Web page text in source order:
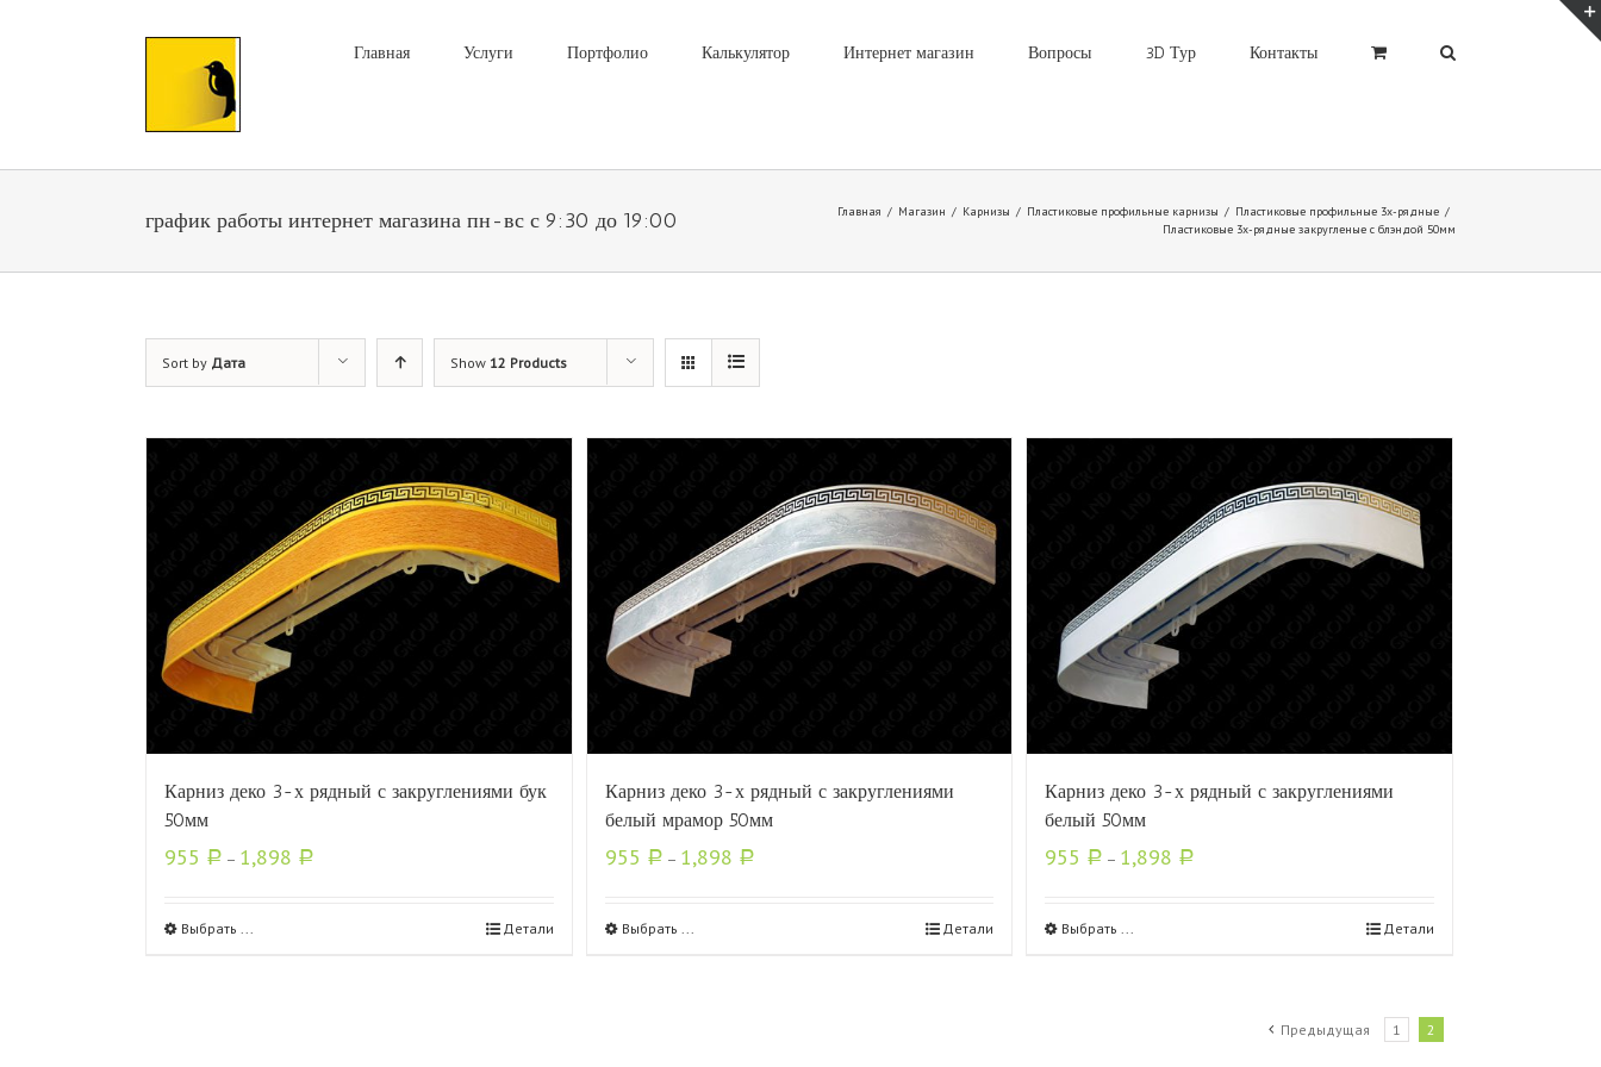
Главная Услуги Портфолио Калькулятор Интернет магазин Вопросы 3D Тур Контакты
график работы интернет магазина пн-вс с 9:30 до 19:00 Главная / Магазин / Карнизы / Пластиковые профильные карнизы / Пластиковые профильные 3х-рядные /
Пластиковые 3х-рядные закругленые с блэндой 50мм
Sort by Дата Show 12 Products
Карниз деко 3-х рядный с закруглениями бук
50мм
955 Р – 1,898 Р
Выбрать ... Детали
Карниз деко 3-х рядный с закруглениями
белый мрамор 50мм
955 Р – 1,898 Р
Выбрать ... Детали
Карниз деко 3-х рядный с закруглениями
белый 50мм
955 Р – 1,898 Р
Выбрать ... Детали
Предыдущая 1 2